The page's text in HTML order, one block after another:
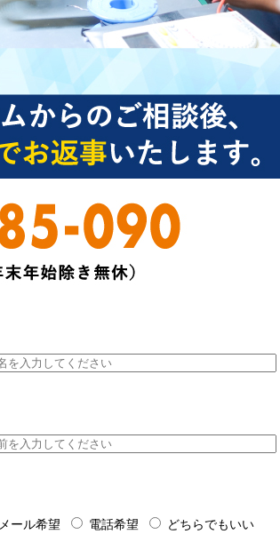
メール希望 電話希望 どちらでもいい